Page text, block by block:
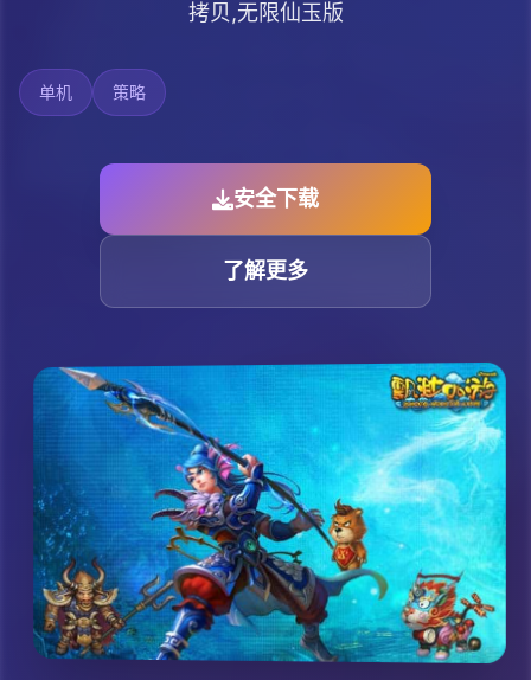
拷贝,无限仙玉版
单机 策略
安全下载
了解更多